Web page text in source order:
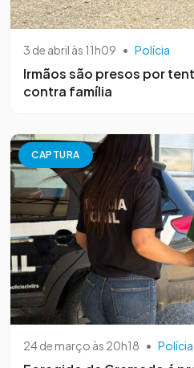
3 de abril às 11h09 • Polícia
Irmãos são presos por
contra família
CAPTURA
24 de março às 20h18 • Polícia